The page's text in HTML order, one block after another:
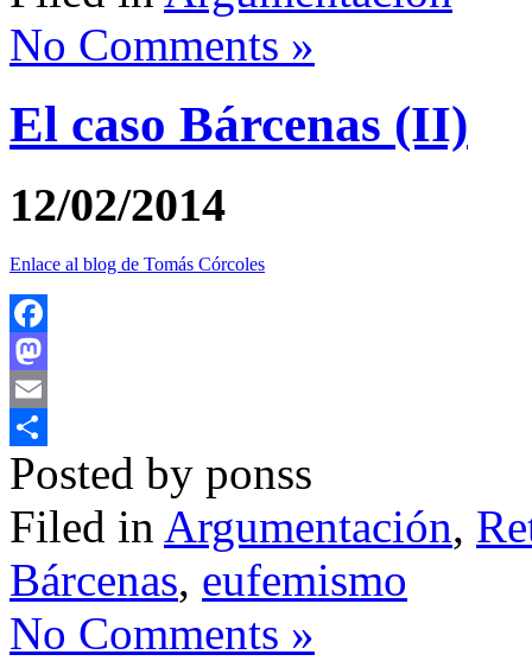
No Comments »
El caso Bárcenas (II)
12/02/2014
Enlace al blog de Tomás Córcoles
Facebook
Mastodon
Email
Compartir
Posted by ponss
Filed in Argumentación,
Bárcenas, eufemismo
No Comments »